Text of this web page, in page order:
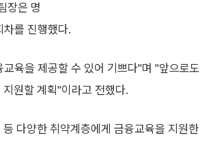
장은 명
를 진행했다.
육을 제공할 수 있어 기쁘다"며 "앞으로도
원할 계획"이라고 전했다.
다양한 취약계층에게 금융교육을 지원한